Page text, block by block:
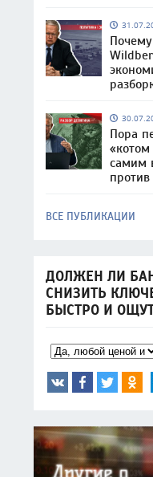
Пора
самим
против
ВСЕ ПУБЛИКАЦИИ
ДОЛЖЕН ЛИ
СНИЗИТЬ
БЫСТРО И